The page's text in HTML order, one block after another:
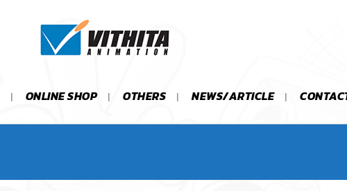
ONLINE SHOP OTHERS NEWS/ARTICLE